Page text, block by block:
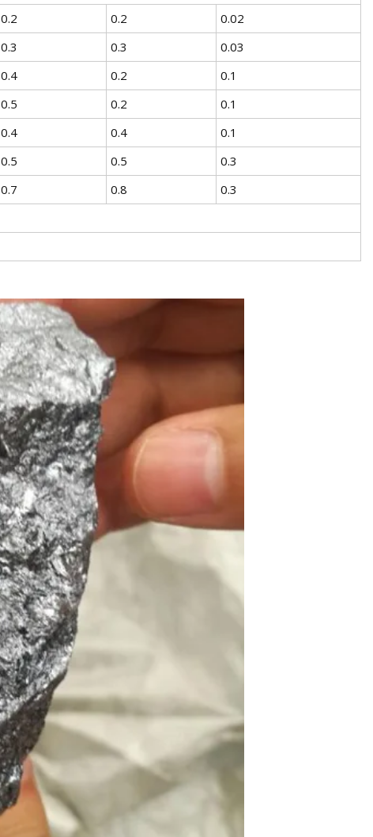
0.2 0.2
0.02
0.3 0.3
0.03
0.4 0.2
0.1
0.5 0.2
0.1
0.4 0.4
0.1
0.5 0.5
0.3
0.7 0.8
0.3